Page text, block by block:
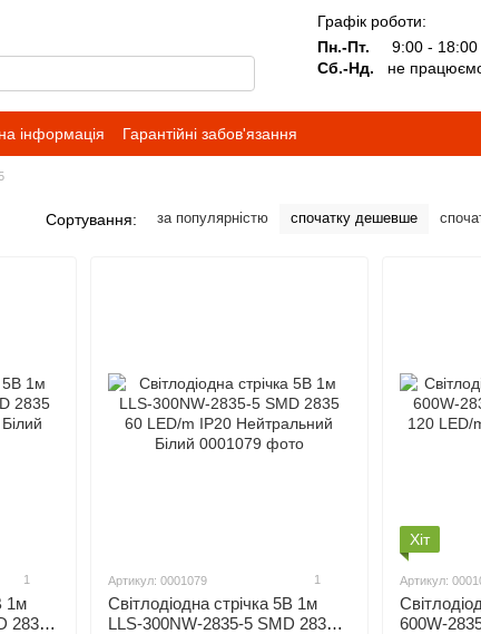
Графік роботи:
Пн.-Пт.
9:00 - 18:00
Сб.-Нд.
не
інформація
Гарантійні забов'язання
Сортування: за популярністю спочатку дешевше
1
1м
2835
Артикул: 0001079 1
Світлодіодна стрічка 5В 1м
LLS-300NW-2835-5 SMD 2835
Хіт
Артикул:
600W-